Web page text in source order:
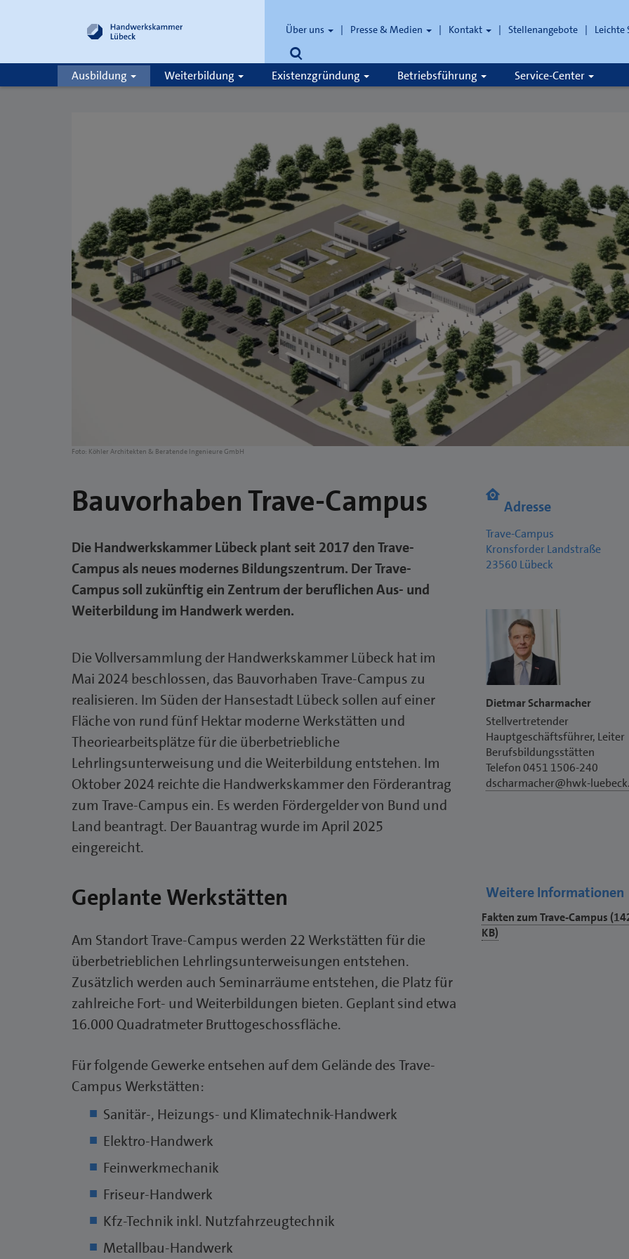
Über uns Presse & Medien Kontakt Stellenangebote Leichte
Ausbildung Weiterbildung Existenzgründung Betriebsführung Service-Center
Foto: Köhler Architekten & Beratende Ingenieure GmbH
Bauvorhaben Trave-Campus
Die Handwerkskammer Lübeck plant seit 2017 den Trave-
Campus als neues modernes Bildungszentrum. Der Trave-
Campus soll zukünftig ein Zentrum der beruflichen Aus- und
Weiterbildung im Handwerk werden.
Die Vollversammlung der Handwerkskammer Lübeck hat im
Mai 2024 beschlossen, das Bauvorhaben Trave-Campus zu
realisieren. Im Süden der Hansestadt Lübeck sollen auf einer
Fläche von rund fünf Hektar moderne Werkstätten und
Theoriearbeitsplätze für die überbetriebliche
Lehrlingsunterweisung und die Weiterbildung entstehen. Im
Oktober 2024 reichte die Handwerkskammer den Förderantrag
zum Trave-Campus ein. Es werden Fördergelder von Bund und
Land beantragt. Der Bauantrag wurde im April 2025
eingereicht.
Adresse
Trave-Campus
Kronsforder Landstraße
23560 Lübeck
Dietmar Scharmacher
Stellvertretender
Hauptgeschäftsführer, Leiter
Berufsbildungsstätten
Telefon 0451 1506-240
dscharmacher@hwk-
Geplante Werkstätten
Am Standort Trave-Campus werden 22 Werkstätten für die
überbetrieblichen Lehrlingsunterweisungen entstehen.
Zusätzlich werden auch Seminarräume entstehen, die Platz für
zahlreiche Fort- und Weiterbildungen bieten. Geplant sind etwa
16.000 Quadratmeter Bruttogeschossfläche.
Für folgende Gewerke entsehen auf dem Gelände des Trave-
Campus Werkstätten:
Sanitär-, Heizungs- und Klimatechnik-Handwerk
Elektro-Handwerk
Feinwerkmechanik
Friseur-Handwerk
Kfz-Technik inkl. Nutzfahrzeugtechnik
Metallbau-Handwerk
Weitere Informationen
Download
pdf
Fakten zum Trave-Campus
KB)